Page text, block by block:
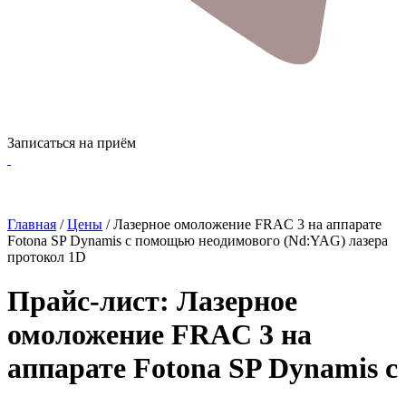
Записаться на приём
Главная /Цены /Лазерное омоложение FRAC 3 на аппарате
Fotona SP Dynamis с помощью неодимового (Nd:YAG) лазера
протокол 1D
Прайс-лист: Лазерное
омоложение FRAC 3 на
аппарате Fotona SP Dynamis с